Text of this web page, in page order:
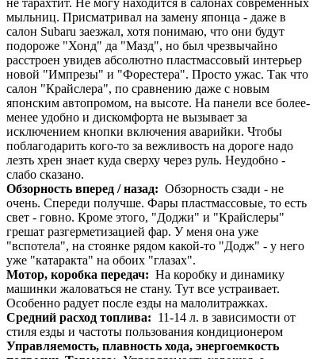
не тарахтит. Не могу находится в салонах современных
мыльниц. Присматривал на замену японца - даже в
салон Subaru заезжал, хотя понимаю, что они будут
подороже "Хонд" да "Мазд", но был чрезвычайно
расстроен увидев абсолютно пластмассовый интерьер
новой "Импрезы" и "Форестера". Просто ужас. Так что
салон "Крайслера", по сравнению даже с новым
японским автопромом, на высоте. На панели все более-
менее удобно и дискомфорта не вызывает за
исключением кнопки включения аварийки. Чтобы
поблагодарить кого-то за вежливость на дороге надо
лезть хрен знает куда сверху через руль. Неудобно -
слабо сказано.
Обзорность вперед / назад: Обзорность сзади - не
очень. Спереди получше. Фары пластмассовые, то есть
свет - говно. Кроме этого, "Доджи" и "Крайслеры"
грешат разгерметизацией фар. У меня она уже
"вспотела", на стоянке рядом какой-то "Додж" - у него
уже "катаракта" на обоих "глазах".
Мотор, коробка передач: На коробку и динамику
машинки жаловаться не стану. Тут все устраивает.
Особенно радует после езды на малолитражках.
Средний расход топлива: 11-14 л. в зависимости от
стиля езды и частоты пользования кондиционером
Управляемость, плавность хода, энергоемкость